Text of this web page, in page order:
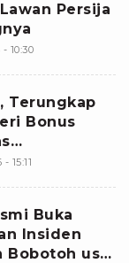
Persija
10:30
Terungkap
Bonus
di El Clasico
15:11
Buka
Insiden
Bobotoh usai